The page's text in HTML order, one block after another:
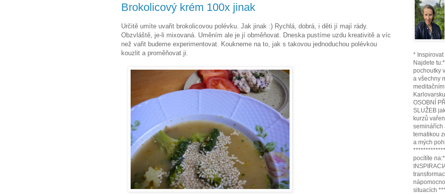
Brokolicový krém 100x jinak
Určitě umíte uvařit brokolicovou polévku. Jak jinak :) Rychlá, dobrá, i děti jí mají rády.
Obzvláště, je-li mixovaná. Uměním ale je jí obměňovat. Dneska pustíme uzdu kreativitě a víc
než vařit budeme experimentovat. Koukneme na to, jak s takovou jednoduchou polévkou
kouzlit a proměňovat ji.
* Inspirovat
Najdete
pochoutky
a všechny
OSOBNÍ
SLUŽEB
kurzů
seminářích
tematikou
a mých
pocítíte
situacích